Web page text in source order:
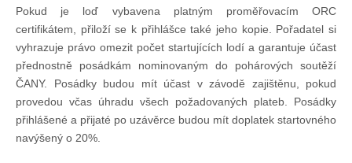
Pokud je loď vybavena platným proměřovacím ORC
certifikátem, přiloží se k přihlášce také jeho kopie. Pořadatel si
vyhrazuje právo omezit počet startujících lodí a garantuje účast
přednostně posádkám nominovaným do pohárových soutěží
ČANY. Posádky budou mít účast v závodě zajištěnu, pokud
provedou včas úhradu všech požadovaných plateb. Posádky
přihlášené a přijaté po uzávěrce budou mít doplatek startovného
navýšený o 20%.